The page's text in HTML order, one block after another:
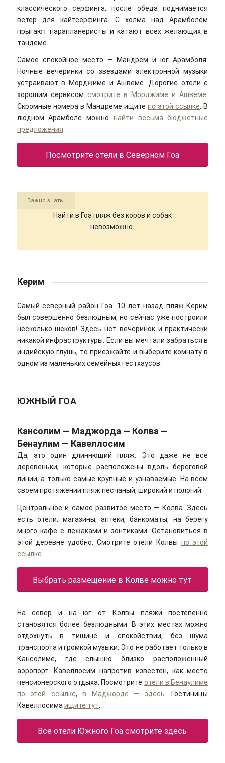
классического серфинга, после обеда поднимается
ветер для кайтсерфинга. С холма над Арамболем
прыгают парапланеристы и катают всех желающих в
тандеме.
Самое спокойное место — Мандрем и юг Арамболя.
Ночные вечеринки со звездами электронной музыки
устраивают в Морджиме и Ашвеме. Дорогие отели с
хорошим сервисом смотрите в Морджиме и Ашвеме.
Скромные номера в Мандреме ищитепо этой ссылке. В
людном Арамболе можно найти весьма бюджетные
предложения.
Посмотрите отели в Северном Гоа
Важно знать!
Найти в Гоа пляж без коров и собак
невозможно.
Керим
Самый северный район Гоа. 10 лет назад пляж Керим
был совершенно безлюдным, но сейчас уже построили
несколько шеков! Здесь нет вечеринок и практически
никакой инфраструктуры. Если вы мечтали забраться в
индийскую глушь, то приезжайте и выберите комнату в
одном из маленьких семейных гестхаусов.
ЮЖНЫЙ ГОА
Кансолим — Маджорда — Колва —
Бенаулим — Кавеллосим
Да, это один длиннющий пляж. Это даже не все
деревеньки, которые расположены вдоль береговой
линии, а только самые крупные и узнаваемые. На всем
своем протяжении пляж песчаный, широкий и пологий.
Центральное и самое развитое место — Колва. Здесь
есть отели, магазины, аптеки, банкоматы, на берегу
много кафе с лежаками и зонтиками. Остановиться в
этой деревне удобно. Смотрите отели Колвы по этой
ссылке
Выбрать размещение в Колве можно тут
На север и на юг от Колвы пляжи постепенно
становятся более безлюдными. В этих местах можно
отдохнуть в тишине и спокойствии, без шума
транспорта и громкой музыки. Это не работает только в
Кансолиме, где слышно близко расположенный
аэропорт. Кавеллосим напротив известен, как место
пенсионерского отдыха. Посмотрите отели в Бенаулиме
по этой ссылке,в Маджорде — здесь. Гостиницы
Кавеллосимаищите тут.
Все отели Южного Гоа смотрите здесь